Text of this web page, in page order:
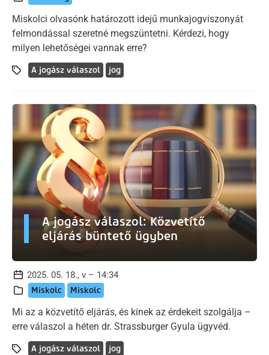
Miskolci olvasónk határozott idejű munkajogviszonyát
felmondással szeretné megszüntetni. Kérdezi, hogy
milyen lehetőségei vannak erre?
A jogász válaszol jog
A jogász válaszol: Közvetítő
eljárás büntető ügyben
2025. 05. 18., v – 14:34
Miskolc Miskolc
Mi az a közvetítő eljárás, és kinek az érdekeit szolgálja –
erre válaszol a héten dr. Strassburger Gyula ügyvéd.
A jogász válaszol jog